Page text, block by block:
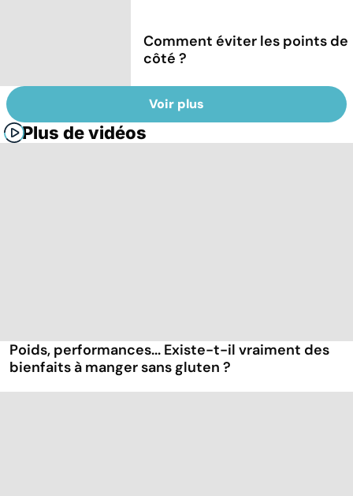
Comment éviter les points de
côté ?
Voir plus
Plus de vidéos
Poids, performances... Existe-t-il vraiment des
bienfaits à manger sans gluten ?